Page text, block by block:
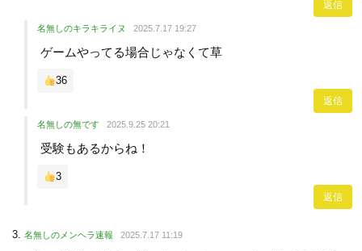
返信
名無しのキラキライヌ 2025.7.17 19:27
ゲームやってる場合じゃなくて草
36
返信
名無しの無です 2025.9.25 20:21
受験もあるからね！
3
返信
名無しのメンヘラ速報 2025.7.17 11:19